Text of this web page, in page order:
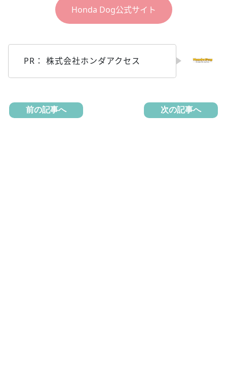
Honda Dog公式サイト
PR： 株式会社ホンダアクセス
前の記事へ 次の記事へ